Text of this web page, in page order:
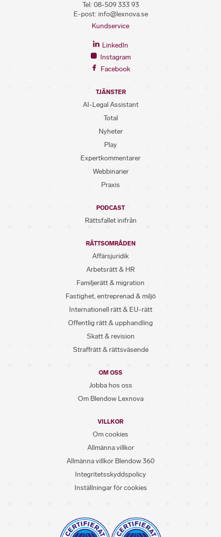
Tel: 08-509 333 93
E-post: info@lexnova.se
Kundservice
LinkedIn
Instagram
Facebook
TJÄNSTER
AI-Legal Assistant
Total
Nyheter
Play
Expertkommentarer
Webbinarier
Praxis
PODCAST
Rättsfallet inifrån
RÄTTSOMRÅDEN
Affärsjuridik
Arbetsrätt & HR
Familjerätt & migration
Fastighet, entreprenad & miljö
Internationell rätt & EU-rätt
Offentlig rätt & upphandling
Skatt & revision
Straffrätt & rättsväsende
OM OSS
Jobba hos oss
Om Blendow Lexnova
VILLKOR
Om cookies
Allmänna villkor
Allmänna villkor Blendow 360
Integritetsskyddspolicy
Inställningar för cookies